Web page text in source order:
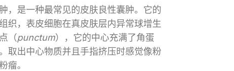
，是一种最常见的皮肤良性囊肿。它的
织，表皮细胞在真皮肤层内异常球增生
（punctum），它的中心充满了角蛋
取出中心物质并且手指挤压时感觉像粉
瘤。